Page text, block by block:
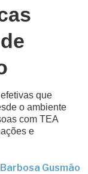
que
o ambiente
com TEA
e
Gusmão